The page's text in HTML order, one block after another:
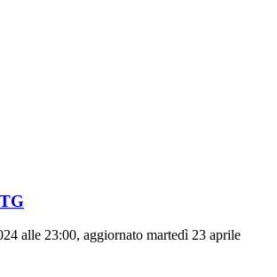
alle 23:00, aggiornato martedì 23 aprile